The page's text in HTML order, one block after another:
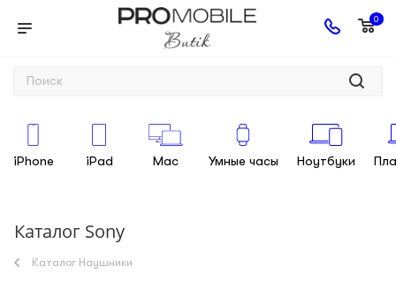
0
iPhone iPad Mac Умные часы Ноутбуки
Каталог Sony
Каталог Наушники